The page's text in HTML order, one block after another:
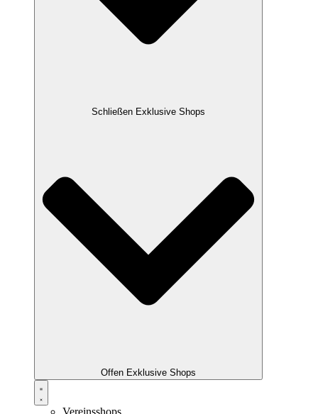
Schließen Exklusive Shops
Offen Exklusive Shops
Vereinsshops